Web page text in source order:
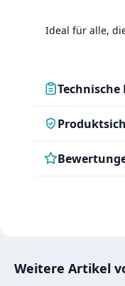
Ideal für alle,
Technische
Weitere Artikel